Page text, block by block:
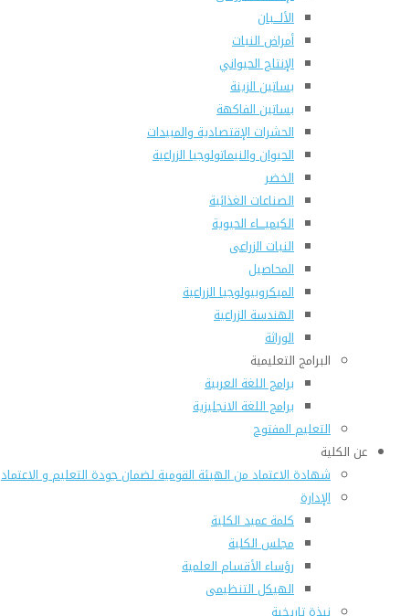
الألـــبان
أمراض النبات
الإنتاج الحيواني
بساتين الزينة
بساتين الفاكهة
الحشرات الإقتصادية والمبيدات
الحيوان والنيماتولوجيا الزراعية
الخضر
الصناعات الغذائية
الكيميـــاء الحيوية
النبات الزراعى
المحاصيل
الميكروبيولوجيا الزراعية
الهندسة الزراعية
الوراثة
البرامج التعليمية
برامج اللغة العربية
برامج اللغة الانجليزية
التعليم المفتوح
عن الكلية
شهادة الاعتماد من الهيئة القومية لضمان جودة التعليم و الاعتماد
الإدارة
كلمة عميد الكلية
مجلس الكلية
رؤساء الأقسام العلمية
الهيكل التنظيمى